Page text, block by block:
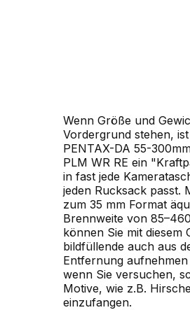
Wenn Größe und
Vordergrund stehen, ist
PENTAX-DA 55-
PLM WR RE ein
in fast jede
jeden Rucksack passt.
zum 35 mm Format
Brennweite von
können Sie mit diesem
bildfüllende auch aus
Entfernung aufnehmen
wenn Sie versuchen,
Motive, wie z.B. Hirsche
einzufangen.